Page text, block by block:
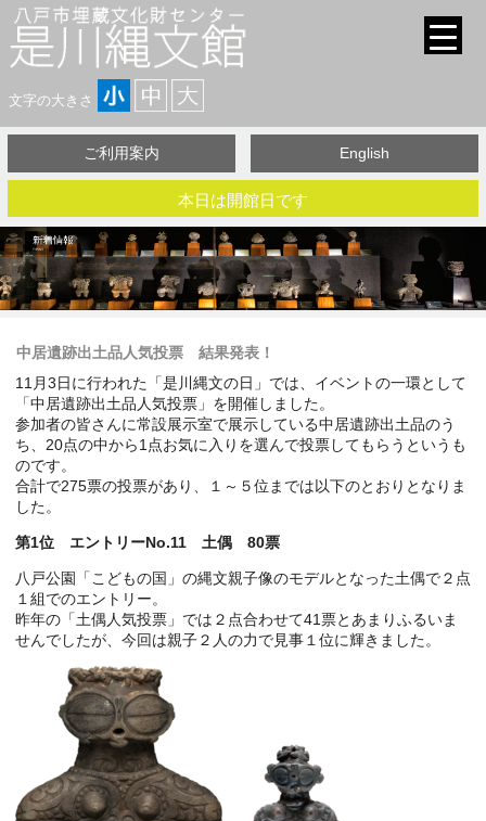
文字の大きさ
ご利用案内 English
本日は開館日です
中居遺跡出土品人気投票 結果発表！
11月3日に行われた「是川縄文の日」では、イベントの一環として
「中居遺跡出土品人気投票」を開催しました。
参加者の皆さんに常設展示室で展示している中居遺跡出土品のう
ち、20点の中から1点お気に入りを選んで投票してもらうというも
のです。
合計で275票の投票があり、１～５位までは以下のとおりとなりま
した。
第1位 エントリーNo.11 土偶 80票
八戸公園「こどもの国」の縄文親子像のモデルとなった土偶で２点
１組でのエントリー。
昨年の「土偶人気投票」では２点合わせて41票とあまりふるいま
せんでしたが、今回は親子２人の力で見事１位に輝きました。